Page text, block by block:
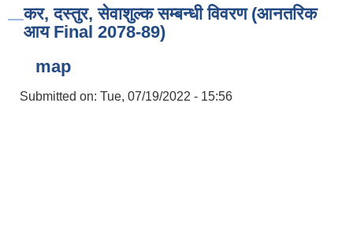
कर, दस्तुर, सेवाशुल्क सम्बन्धी विवरण (आनतरिक
आय Final 2078-89)
map
Submitted on: Tue, 07/19/2022 - 15:56